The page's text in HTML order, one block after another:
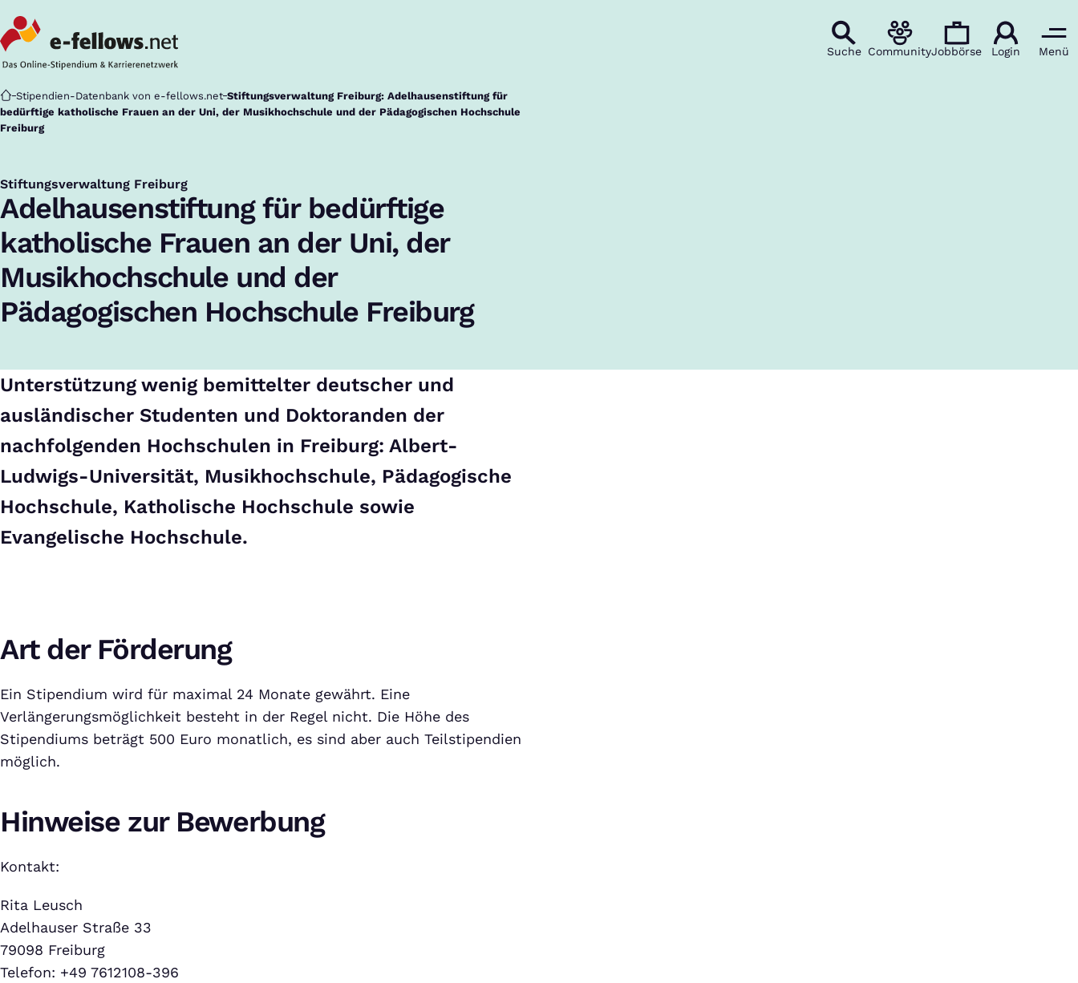
Suche CommunityJobbörse Login Menü
Startseite
Stipendien-Datenbank von e-fellows.net Stiftungsverwaltung Freiburg: Adelhausenstiftung für
bedürftige katholische Frauen an der Uni, der Musikhochschule und der Pädagogischen Hochschule
Freiburg
Stiftungsverwaltung Freiburg
:
Adelhausenstiftung für bedürftige
katholische Frauen an der Uni, der
Musikhochschule und der
Pädagogischen Hochschule Freiburg
Unterstützung wenig bemittelter deutscher und
ausländischer Studenten und Doktoranden der
nachfolgenden Hochschulen in Freiburg: Albert-
Ludwigs-Universität, Musikhochschule, Pädagogische
Hochschule, Katholische Hochschule sowie
Evangelische Hochschule.
Art der Förderung
Ein Stipendium wird für maximal 24 Monate gewährt. Eine
Verlängerungsmöglichkeit besteht in der Regel nicht. Die Höhe des
Stipendiums beträgt 500 Euro monatlich, es sind aber auch Teilstipendien
möglich.
Hinweise zur Bewerbung
Kontakt:
Rita Leusch
Adelhauser Straße 33
79098 Freiburg
Telefon: +49 7612108-396